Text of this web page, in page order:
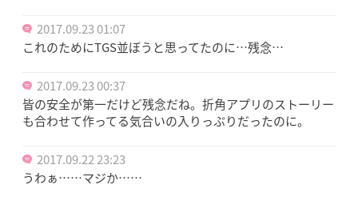
2017.09.23 01:07
これのためにTGS並ぼうと思ってたのに…残念…
2017.09.23 00:37
皆の安全が第一だけど残念だね。折角アプリのストーリー
も合わせて作ってる気合いの入りっぷりだったのに。
2017.09.22 23:23
うわぁ……マジか……